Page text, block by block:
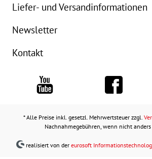
Liefer- und Versandinformationen
Newsletter
Kontakt
* Alle Preise inkl. gesetzl. Mehrwertsteuer zzgl.
Nachnahmegebühren, wenn nicht anders
realisiert von dereurosoft